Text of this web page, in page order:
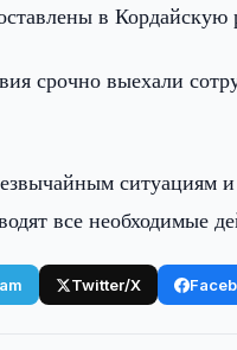
в
срочно выехали
ситуациям и
все необходимые
Twitter/X